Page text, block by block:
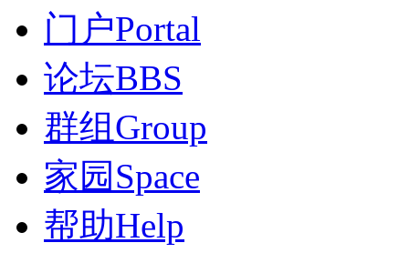
门户Portal
论坛BBS
群组 Group
家园 Space
帮助Help